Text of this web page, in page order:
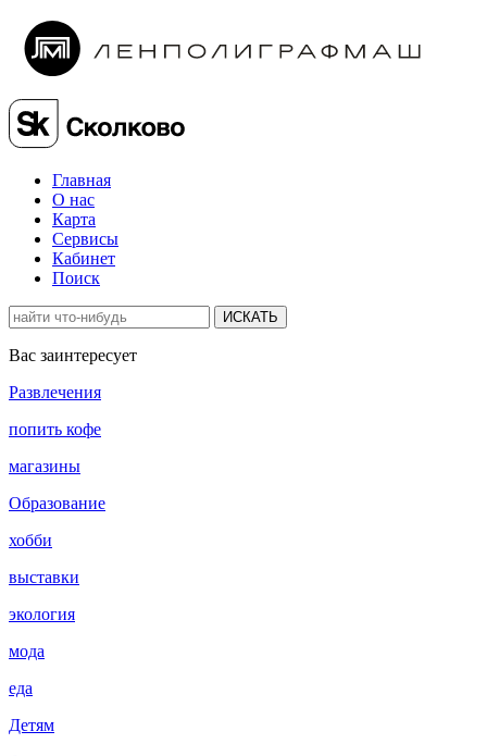
Главная
О нас
Карта
Сервисы
Кабинет
Поиск
ИСКАТЬ
Вас заинтересует
Развлечения
попить кофе
магазины
Образование
хобби
выставки
экология
мода
еда
Детям